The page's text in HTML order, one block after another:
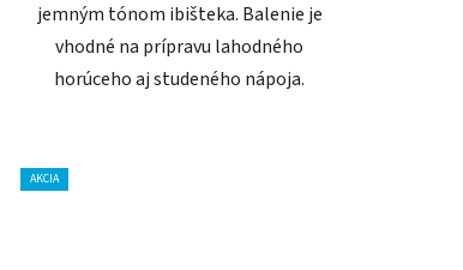
jemným tónom ibišteka. Balenie je
vhodné na prípravu lahodného
horúceho aj studeného nápoja.
AKCIA